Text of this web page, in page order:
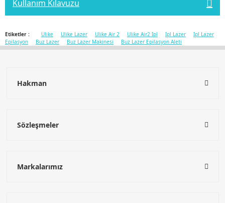
Kullanım Kılavuzu
Etiketler : Ulike Ulike Lazer Ulike Air 2 Ulike Air2 Ipl Ipl Lazer
Ipl Lazer
Epilasyon
Buz Lazer Buz Lazer Makinesi Buz Lazer Epilasyon Aleti
Hakman
Sözleşmeler
Markalarımız